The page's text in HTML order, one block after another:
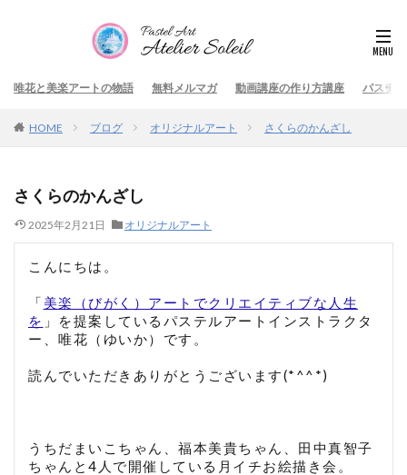
唯花と美楽アートの物語 無料メルマガ 動画講座の作り方講座 パステ
HOME ブログ オリジナルアート さくらのかんざし
さくらのかんざし
2025年2月21日 オリジナルアート
こんにちは。
「 美楽（びがく）アートでクリエイティブな人生
を 」を提案しているパステルアートインストラクタ
ー、唯花（ゆいか）です。
読んでいただきありがとうございます(*^^*)
うちだまいこちゃん、福本美貴ちゃん、田中真智子
ちゃんと4人で開催している月イチお絵描き会。